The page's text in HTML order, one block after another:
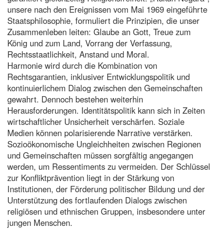
unsere nach den Ereignissen vom Mai 1969 eingeführte
Staatsphilosophie, formuliert die Prinzipien, die unser
Zusammenleben leiten: Glaube an Gott, Treue zum
König und zum Land, Vorrang der Verfassung,
Rechtsstaatlichkeit, Anstand und Moral.
Harmonie wird durch die Kombination von
Rechtsgarantien, inklusiver Entwicklungspolitik und
kontinuierlichem Dialog zwischen den Gemeinschaften
gewahrt. Dennoch bestehen weiterhin
Herausforderungen. Identitätspolitik kann sich in Zeiten
wirtschaftlicher Unsicherheit verschärfen. Soziale
Medien können polarisierende Narrative verstärken.
Sozioökonomische Ungleichheiten zwischen Regionen
und Gemeinschaften müssen sorgfältig angegangen
werden, um Ressentiments zu vermeiden. Der Schlüssel
zur Konfliktprävention liegt in der Stärkung von
Institutionen, der Förderung politischer Bildung und der
Unterstützung des fortlaufenden Dialogs zwischen
religiösen und ethnischen Gruppen, insbesondere unter
jungen Menschen.